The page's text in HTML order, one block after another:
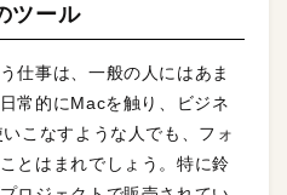
ツール
仕事は、一般の人にはあま
常的にMacを触り、ビジネ
こなすような人でも、フォ
とはまれでしょう。特に鈴